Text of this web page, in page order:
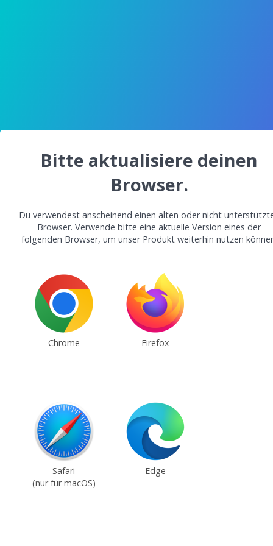
Bitte aktualisiere deinen
Browser.
Du verwendest anscheinend einen alten oder nicht
Browser. Verwende bitte eine aktuelle Version eines der
folgenden Browser, um unser Produkt weiterhin nutzen
Chrome Firefox
Safari
(nur für macOS)
Edge